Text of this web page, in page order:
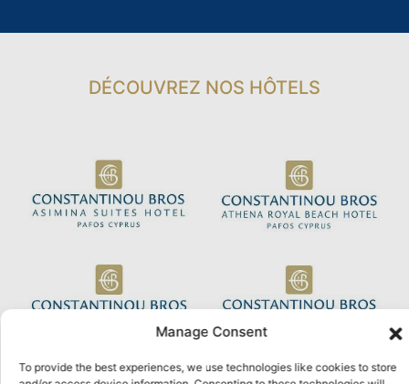
Manage Consent
To provide the best experiences, we use technologies like cookies to store
DÉCOUVREZ NOS HÔTELS